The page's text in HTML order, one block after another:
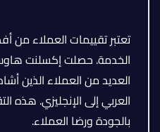
تعتبر تقييمات العملاء
الخدمة. حصلت إكسلنت
العديد من العملاء الذين
العربي إلى الإنجليزي. هذه
بالجودة ورضا العملاء.